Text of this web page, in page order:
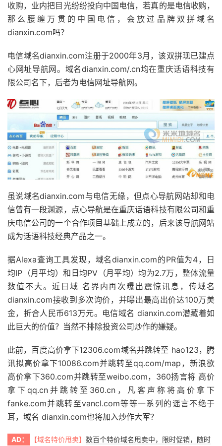
收购，业内把目光纷纷投向中国电信，若真的是电信收购，
那么腰缠万贯的中国电信，会放过品牌双拼域名
dianxin.com吗？
电信域名dianxin.com注册于2000年3月，该双拼现已建点
心网址导航网。域名dianxin.com/.cn均在重庆话语科技有
限公司名下，后者为电信网址导航网。
虽说域名dianxin.com与电信无缘，但点心导航网站却和电
信曾有一段渊源，点心导航是在重庆话语科技有限公司和重
庆电信公司的一个合作项目基础上成立的，后来该导航网站
成为话语科技经典产品之一。
据Alexa查询工具发现，域名dianxin.com的PR值为4，日
均IP（月平均）和日均PV（月平均）均为2.7万，整体流量
数值不大。近日域 名界内再次曝出震惊讯息，传域名
dianxin.com接收到多次询价，并曝出最高出价达100万美
金，折合人民币613万元。电信域名 dianxin.com潜藏着如
此巨大的价值？当然不排除投资公司炒作的嫌疑。
此前，百度高价拿下12306.com域名并跳转至 hao123，腾
讯拟高价拿下10086.com并跳转至qq.com/map，新浪欲
高价拿下360.com并跳转至weibo.com，360扬言将 高价
拿下qq.cn并跳转至360.cn，凡客声称将高价拿下
fanke.com并跳转至vancl.com等等一系列的谣言不绝于
耳，域名 dianxin.com也将加入炒作大军？
AD： 【域名特价甩卖】 数百个特价域名甩卖中，限时促销，随时